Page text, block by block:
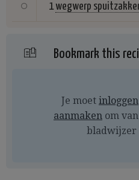
1 wegwerp
Bookmark this
Je moet inloggen
aanmaken om
bladwijzer